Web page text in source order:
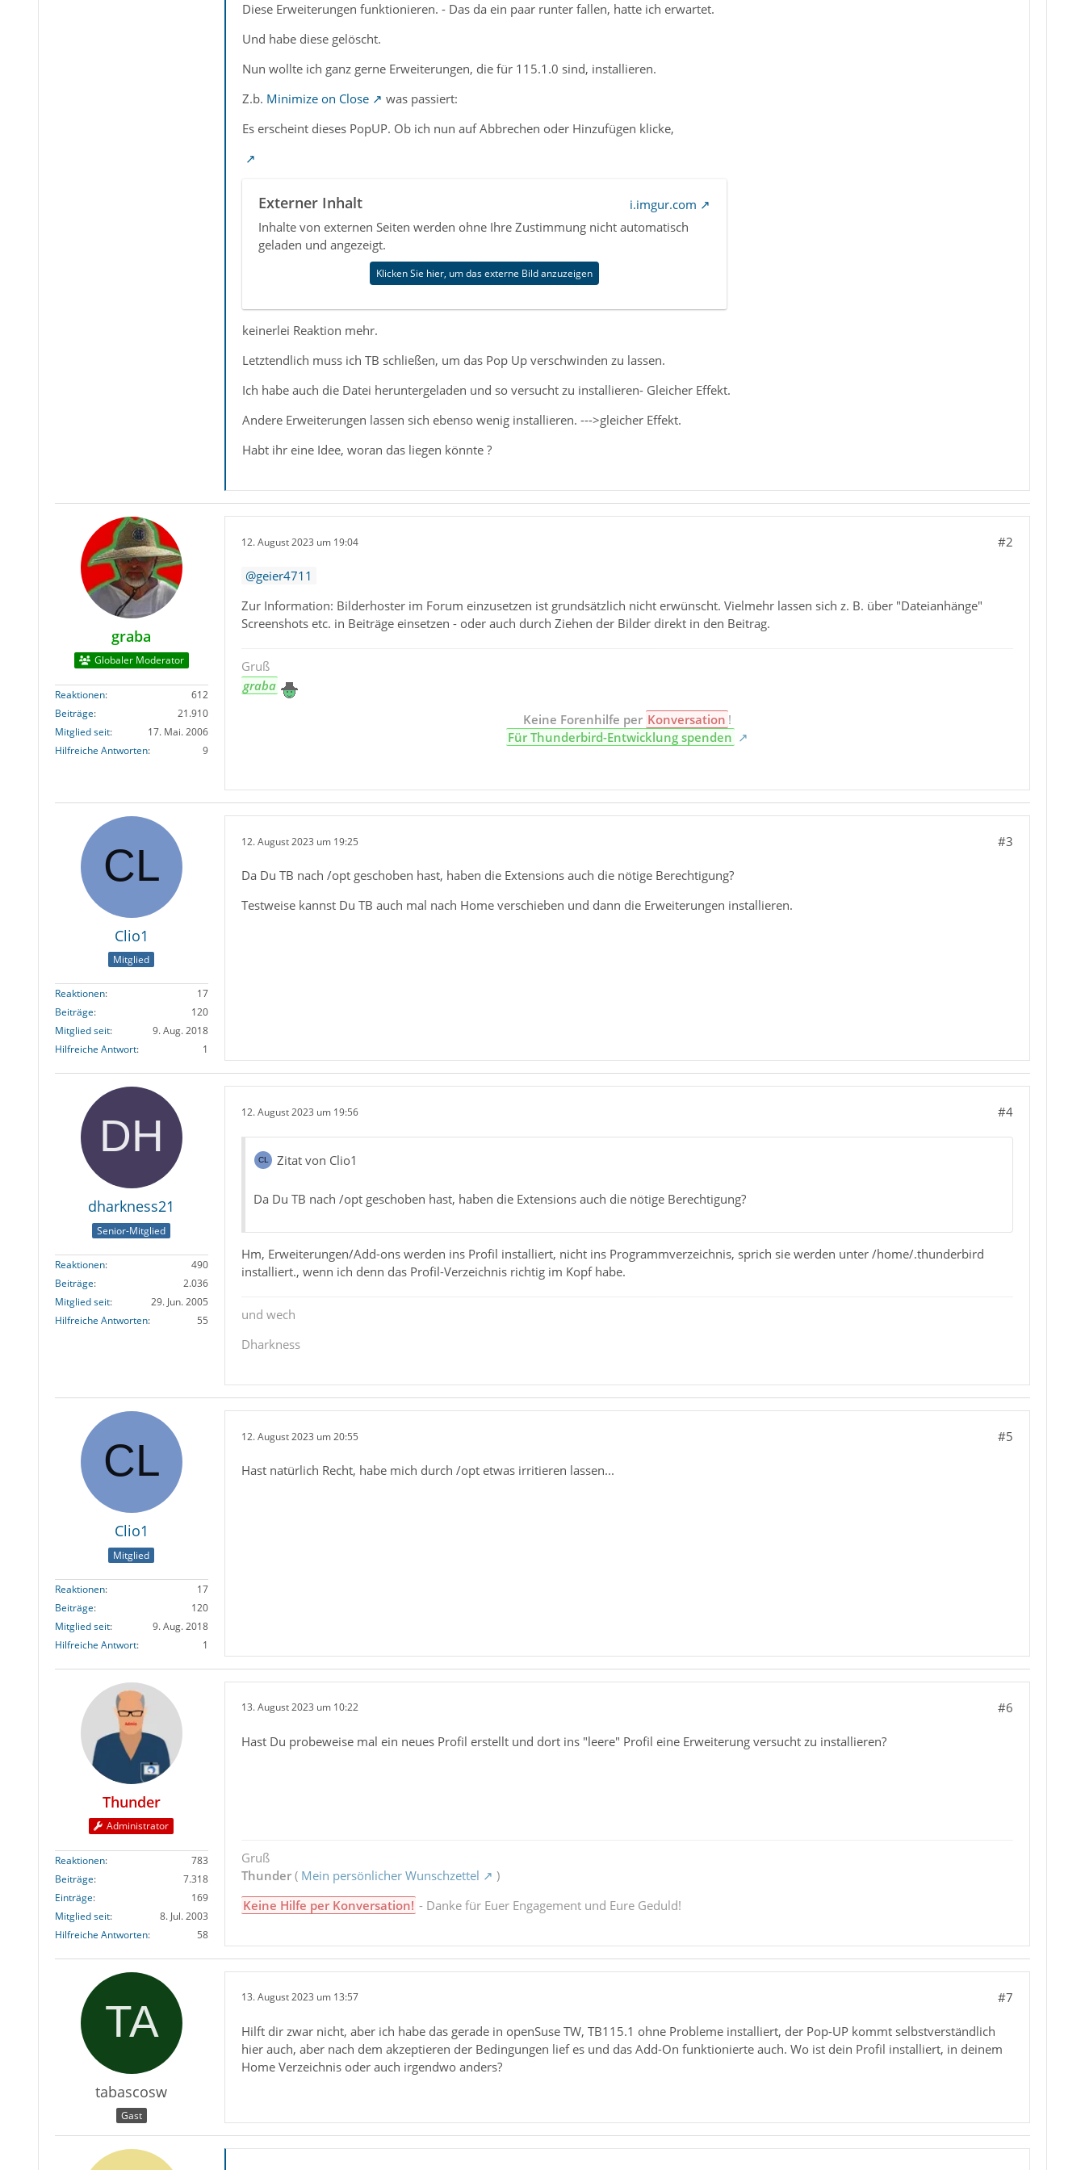
Diese Erweiterungen funktionieren. - Das da ein paar runter fallen, hatte ich erwartet.
Und habe diese gelöscht.
Nun wollte ich ganz gerne Erweiterungen, die für 115.1.0 sind, installieren.
Z.b. Minimize on Close
was passiert:
Es erscheint dieses PopUP. Ob ich nun auf Abbrechen oder Hinzufügen klicke,
Externer Inhalt
i.imgur.com
Inhalte von externen Seiten werden ohne Ihre Zustimmung nicht automatisch
geladen und angezeigt.
Klicken Sie hier, um das externe Bild anzuzeigen
keinerlei Reaktion mehr.
Letztendlich muss ich TB schließen, um das Pop Up verschwinden zu lassen.
Ich habe auch die Datei heruntergeladen und so versucht zu installieren- Gleicher Effekt.
Andere Erweiterungen lassen sich ebenso wenig installieren. --->gleicher Effekt.
Habt ihr eine Idee, woran das liegen könnte ?
graba
Globaler Moderator
Reaktionen
612
Beiträge
21.910
Mitglied seit
17. Mai. 2006
Hilfreiche Antworten
9
12. August 2023 um 19:04 #2
geier4711
Zur Information: Bilderhoster im Forum einzusetzen ist grundsätzlich nicht erwünscht. Vielmehr lassen sich z. B. über "Dateianhänge"
Screenshots etc. in Beiträge einsetzen - oder auch durch Ziehen der Bilder direkt in den Beitrag.
Gruß
graba
Keine Forenhilfe per Konversation !
Für Thunderbird-Entwicklung spenden
Clio1
Mitglied
Reaktionen
17
Beiträge
120
Mitglied seit
9. Aug. 2018
Hilfreiche Antwort
1
12. August 2023 um 19:25 #3
Da Du TB nach /opt geschoben hast, haben die Extensions auch die nötige Berechtigung?
Testweise kannst Du TB auch mal nach Home verschieben und dann die Erweiterungen installieren.
dharkness21
Senior-Mitglied
Reaktionen
490
Beiträge
2.036
Mitglied seit
29. Jun. 2005
Hilfreiche Antworten
55
12. August 2023 um 19:56 #4
Zitat von Clio1
Da Du TB nach /opt geschoben hast, haben die Extensions auch die nötige Berechtigung?
Hm, Erweiterungen/Add-ons werden ins Profil installiert, nicht ins Programmverzeichnis, sprich sie werden unter /home/.thunderbird
installiert., wenn ich denn das Profil-Verzeichnis richtig im Kopf habe.
und wech
Dharkness
Clio1
Mitglied
Reaktionen
17
Beiträge
120
Mitglied seit
9. Aug. 2018
Hilfreiche Antwort
1
12. August 2023 um 20:55 #5
Hast natürlich Recht, habe mich durch /opt etwas irritieren lassen...
Thunder
Administrator
Reaktionen
783
Beiträge
7.318
Einträge
169
Mitglied seit
8. Jul. 2003
Hilfreiche Antworten
58
13. August 2023 um 10:22 #6
Hast Du probeweise mal ein neues Profil erstellt und dort ins "leere" Profil eine Erweiterung versucht zu installieren?
Gruß
Thunder( Mein persönlicher Wunschzettel
)
Keine Hilfe per Konversation! - Danke für Euer Engagement und Eure Geduld!
tabascosw
Gast
13. August 2023 um 13:57 #7
Hilft dir zwar nicht, aber ich habe das gerade in openSuse TW, TB115.1 ohne Probleme installiert, der Pop-UP kommt selbstverständlich
hier auch, aber nach dem akzeptieren der Bedingungen lief es und das Add-On funktionierte auch. Wo ist dein Profil installiert, in deinem
Home Verzeichnis oder auch irgendwo anders?